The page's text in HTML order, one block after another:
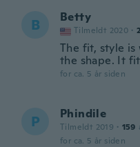
B Betty
Tilmeldt 2020 ·
The fit, style
the shape. It
for ca. 5 år siden
P Phindile
Tilmeldt 2019 · 159
for ca. 5 år siden